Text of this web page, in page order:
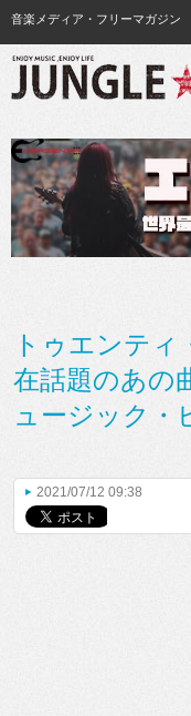
音楽メディア・フリーマガジン
トゥエンテ
在話題のあの
ュージック・
2021/07/12 09:38